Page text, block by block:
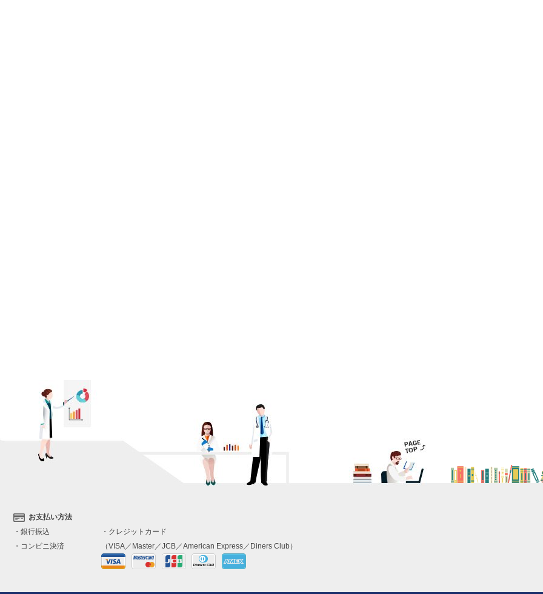
お支払い方法
・銀行振込
・コンビニ決済
・クレジットカード
（VISA／Master／JCB／American Express／Diners Club）